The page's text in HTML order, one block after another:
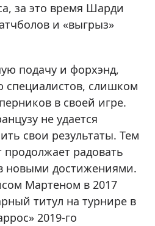
за это время Шарди
и «выгрыз»
подачу и форхэнд,
слишком
в своей игре.
не удается
свои результаты. Тем
продолжает радовать
новыми достижениями.
Мартеном в 2017
титул на турнире в
2019-го